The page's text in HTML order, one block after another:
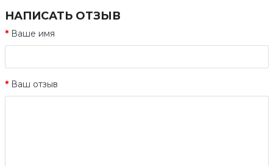
НАПИСАТЬ ОТЗЫВ
Ваше имя
Ваш отзыв